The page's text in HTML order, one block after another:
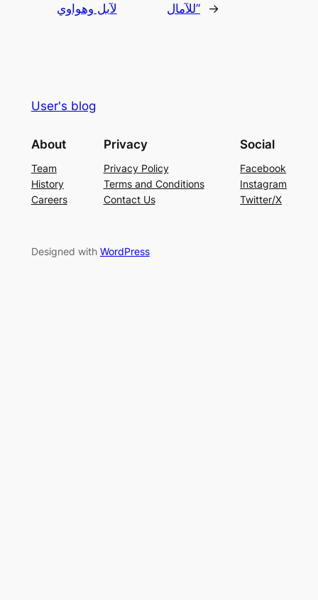
لآبل وهواوي
للآمال”
→
User's blog
About
Team
History
Careers
Privacy
Privacy Policy
Terms and Conditions
Contact Us
Social
Facebook
Instagram
Twitter/X
Designed with WordPress